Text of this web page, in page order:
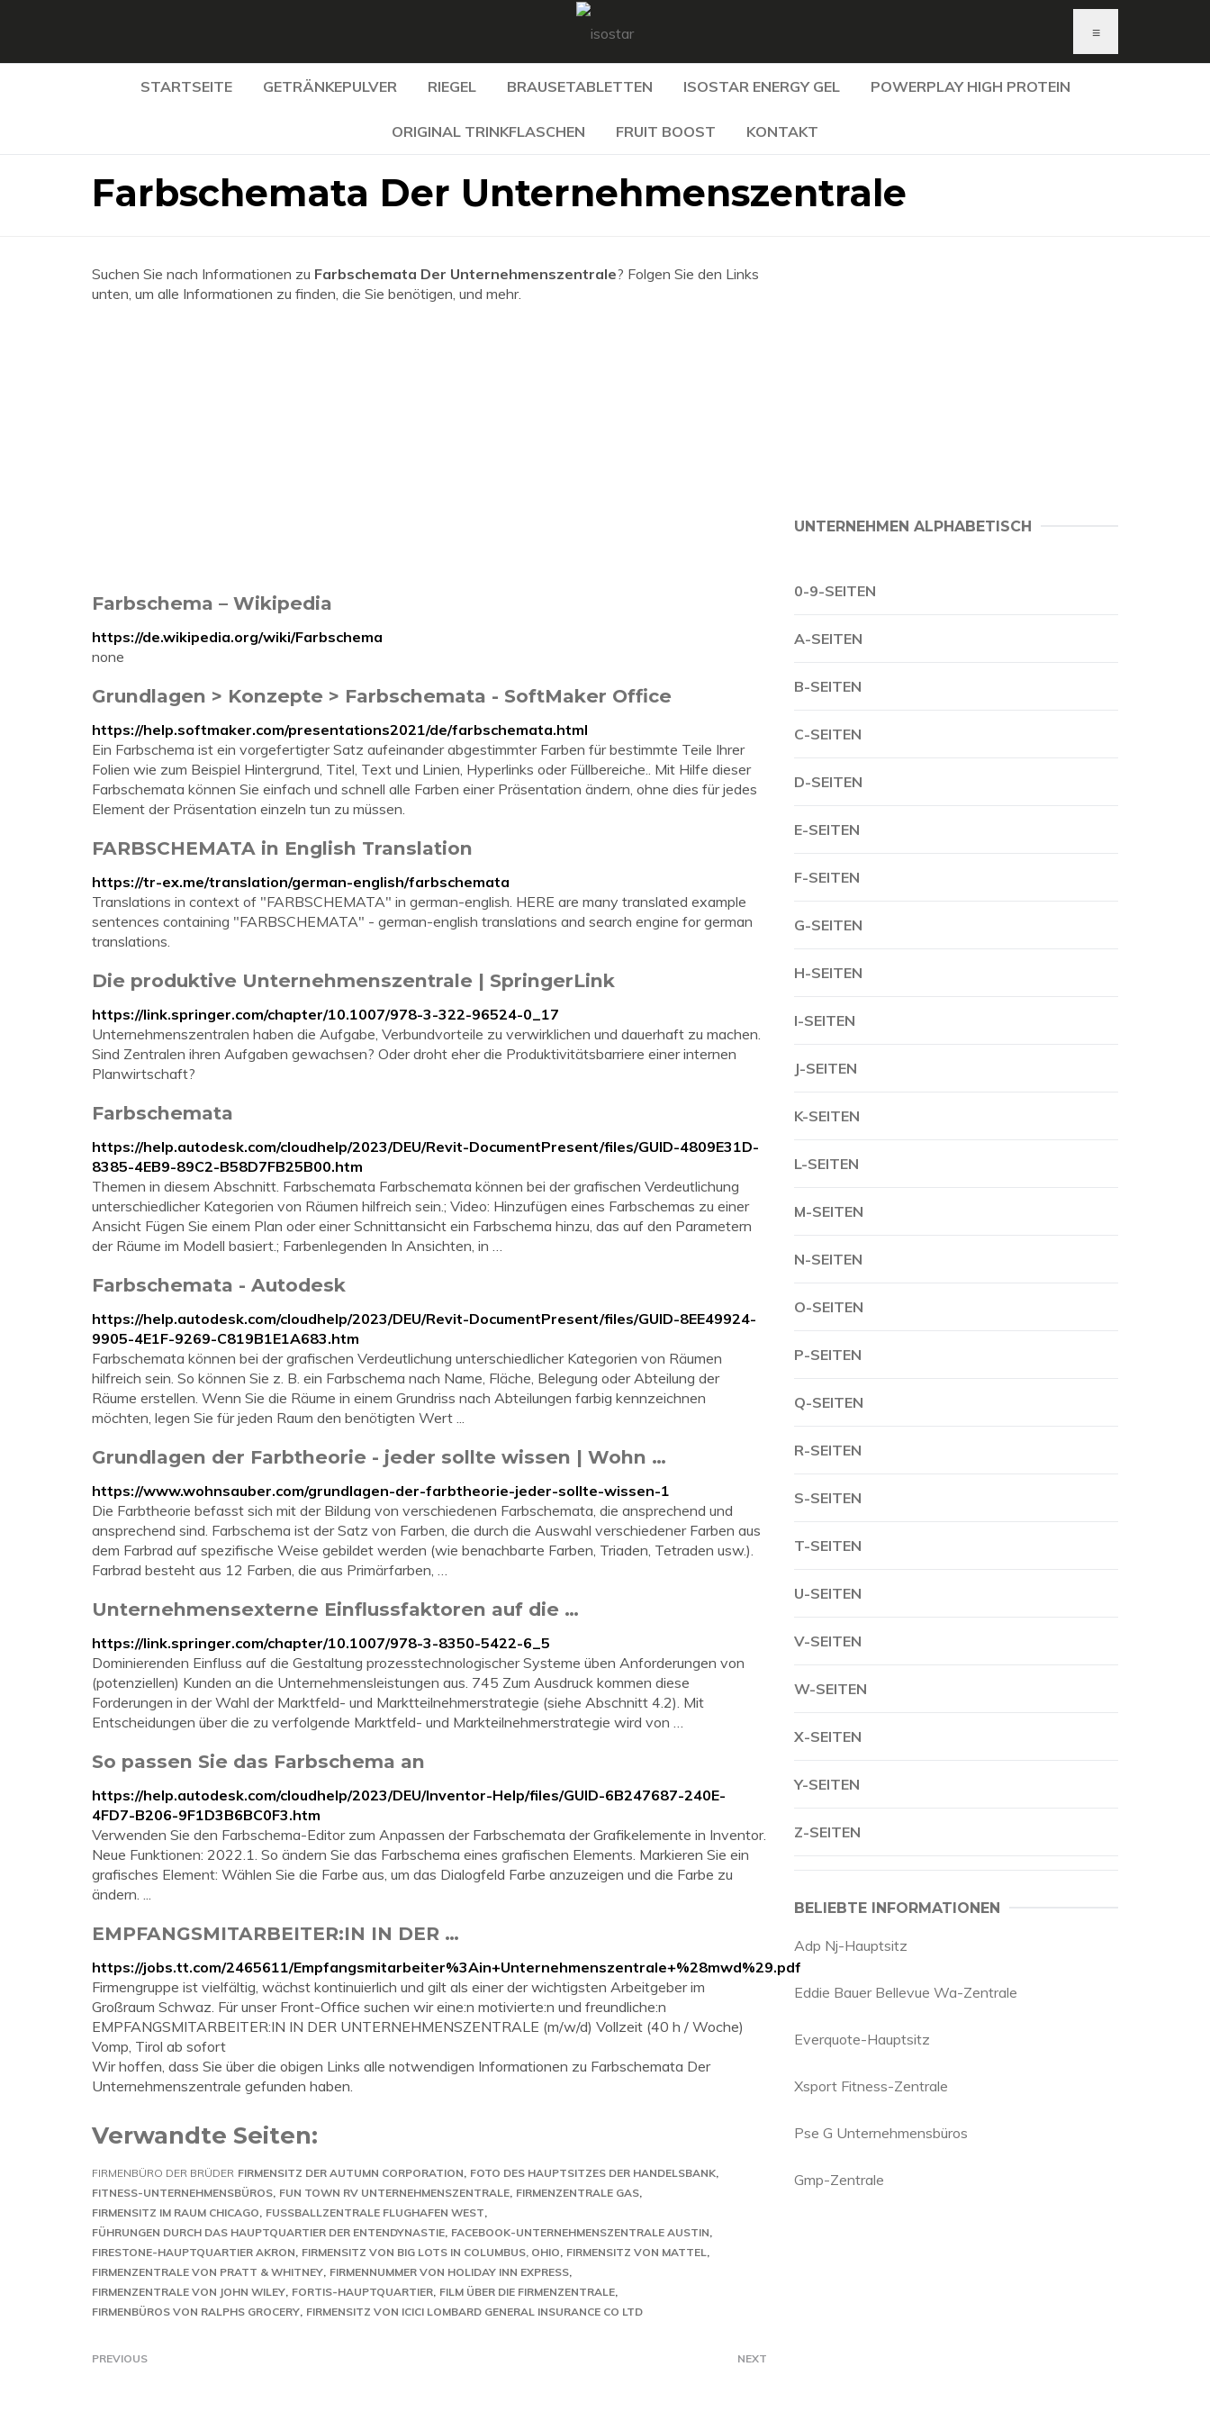
≡
STARTSEITE GETRÄNKEPULVER RIEGEL BRAUSETABLETTEN ISOSTAR ENERGY GEL POWERPLAY HIGH PROTEIN
ORIGINAL TRINKFLASCHEN FRUIT BOOST KONTAKT
Farbschemata Der Unternehmenszentrale
Suchen Sie nach Informationen zu Farbschemata Der Unternehmenszentrale? Folgen Sie den Links
unten, um alle Informationen zu finden, die Sie benötigen, und mehr.
Farbschema – Wikipedia
https://de.wikipedia.org/wiki/Farbschema
none
Grundlagen > Konzepte > Farbschemata - SoftMaker Office
https://help.softmaker.com/presentations2021/de/farbschemata.html
Ein Farbschema ist ein vorgefertigter Satz aufeinander abgestimmter Farben für bestimmte Teile Ihrer
Folien wie zum Beispiel Hintergrund, Titel, Text und Linien, Hyperlinks oder Füllbereiche.. Mit Hilfe dieser
Farbschemata können Sie einfach und schnell alle Farben einer Präsentation ändern, ohne dies für jedes
Element der Präsentation einzeln tun zu müssen.
FARBSCHEMATA in English Translation
https://tr-ex.me/translation/german-english/farbschemata
Translations in context of "FARBSCHEMATA" in german-english. HERE are many translated example
sentences containing "FARBSCHEMATA" - german-english translations and search engine for german
translations.
Die produktive Unternehmenszentrale | SpringerLink
https://link.springer.com/chapter/10.1007/978-3-322-96524-0_17
Unternehmenszentralen haben die Aufgabe, Verbundvorteile zu verwirklichen und dauerhaft zu machen.
Sind Zentralen ihren Aufgaben gewachsen? Oder droht eher die Produktivitätsbarriere einer internen
Planwirtschaft?
Farbschemata
https://help.autodesk.com/cloudhelp/2023/DEU/Revit-DocumentPresent/files/GUID-4809E31D-
8385-4EB9-89C2-B58D7FB25B00.htm
Themen in diesem Abschnitt. Farbschemata Farbschemata können bei der grafischen Verdeutlichung
unterschiedlicher Kategorien von Räumen hilfreich sein.; Video: Hinzufügen eines Farbschemas zu einer
Ansicht Fügen Sie einem Plan oder einer Schnittansicht ein Farbschema hinzu, das auf den Parametern
der Räume im Modell basiert.; Farbenlegenden In Ansichten, in …
Farbschemata - Autodesk
https://help.autodesk.com/cloudhelp/2023/DEU/Revit-DocumentPresent/files/GUID-8EE49924-
9905-4E1F-9269-C819B1E1A683.htm
Farbschemata können bei der grafischen Verdeutlichung unterschiedlicher Kategorien von Räumen
hilfreich sein. So können Sie z. B. ein Farbschema nach Name, Fläche, Belegung oder Abteilung der
Räume erstellen. Wenn Sie die Räume in einem Grundriss nach Abteilungen farbig kennzeichnen
möchten, legen Sie für jeden Raum den benötigten Wert ...
Grundlagen der Farbtheorie - jeder sollte wissen | Wohn …
https://www.wohnsauber.com/grundlagen-der-farbtheorie-jeder-sollte-wissen-1
Die Farbtheorie befasst sich mit der Bildung von verschiedenen Farbschemata, die ansprechend und
ansprechend sind. Farbschema ist der Satz von Farben, die durch die Auswahl verschiedener Farben aus
dem Farbrad auf spezifische Weise gebildet werden (wie benachbarte Farben, Triaden, Tetraden usw.).
Farbrad besteht aus 12 Farben, die aus Primärfarben, …
Unternehmensexterne Einflussfaktoren auf die …
https://link.springer.com/chapter/10.1007/978-3-8350-5422-6_5
Dominierenden Einfluss auf die Gestaltung prozesstechnologischer Systeme üben Anforderungen von
(potenziellen) Kunden an die Unternehmensleistungen aus. 745 Zum Ausdruck kommen diese
Forderungen in der Wahl der Marktfeld- und Marktteilnehmerstrategie (siehe Abschnitt 4.2). Mit
Entscheidungen über die zu verfolgende Marktfeld- und Markteilnehmerstrategie wird von …
So passen Sie das Farbschema an
https://help.autodesk.com/cloudhelp/2023/DEU/Inventor-Help/files/GUID-6B247687-240E-
4FD7-B206-9F1D3B6BC0F3.htm
Verwenden Sie den Farbschema-Editor zum Anpassen der Farbschemata der Grafikelemente in Inventor.
Neue Funktionen: 2022.1. So ändern Sie das Farbschema eines grafischen Elements. Markieren Sie ein
grafisches Element: Wählen Sie die Farbe aus, um das Dialogfeld Farbe anzuzeigen und die Farbe zu
ändern. ...
EMPFANGSMITARBEITER:IN IN DER …
https://jobs.tt.com/2465611/Empfangsmitarbeiter%3Ain+Unternehmenszentrale+%28mwd%29.pdf
Firmengruppe ist vielfältig, wächst kontinuierlich und gilt als einer der wichtigsten Arbeitgeber im
Großraum Schwaz. Für unser Front-Office suchen wir eine:n motivierte:n und freundliche:n
EMPFANGSMITARBEITER:IN IN DER UNTERNEHMENSZENTRALE (m/w/d) Vollzeit (40 h / Woche)
Vomp, Tirol ab sofort
Wir hoffen, dass Sie über die obigen Links alle notwendigen Informationen zu Farbschemata Der
Unternehmenszentrale gefunden haben.
Verwandte Seiten:
FIRMENBÜRO DER BRÜDER FIRMENSITZ DER AUTUMN CORPORATION FOTO DES HAUPTSITZES DER HANDELSBANK
FITNESS-UNTERNEHMENSBÜROS FUN TOWN RV UNTERNEHMENSZENTRALE FIRMENZENTRALE GAS
FIRMENSITZ IM RAUM CHICAGO FUSSBALLZENTRALE FLUGHAFEN WEST
FÜHRUNGEN DURCH DAS HAUPTQUARTIER DER ENTENDYNASTIE FACEBOOK-UNTERNEHMENSZENTRALE AUSTIN
FIRESTONE-HAUPTQUARTIER AKRON FIRMENSITZ VON BIG LOTS IN COLUMBUS, OHIO FIRMENSITZ VON MATTEL
FIRMENZENTRALE VON PRATT & WHITNEY FIRMENNUMMER VON HOLIDAY INN EXPRESS
FIRMENZENTRALE VON JOHN WILEY FORTIS-HAUPTQUARTIER FILM ÜBER DIE FIRMENZENTRALE
FIRMENBÜROS VON RALPHS GROCERY FIRMENSITZ VON ICICI LOMBARD GENERAL INSURANCE CO LTD
PREVIOUS NEXT
UNTERNEHMEN ALPHABETISCH
0-9-SEITEN
A-SEITEN
B-SEITEN
C-SEITEN
D-SEITEN
E-SEITEN
F-SEITEN
G-SEITEN
H-SEITEN
I-SEITEN
J-SEITEN
K-SEITEN
L-SEITEN
M-SEITEN
N-SEITEN
O-SEITEN
P-SEITEN
Q-SEITEN
R-SEITEN
S-SEITEN
T-SEITEN
U-SEITEN
V-SEITEN
W-SEITEN
X-SEITEN
Y-SEITEN
Z-SEITEN
BELIEBTE INFORMATIONEN
Adp Nj-Hauptsitz
Eddie Bauer Bellevue Wa-Zentrale
Everquote-Hauptsitz
Xsport Fitness-Zentrale
Pse G Unternehmensbüros
Gmp-Zentrale